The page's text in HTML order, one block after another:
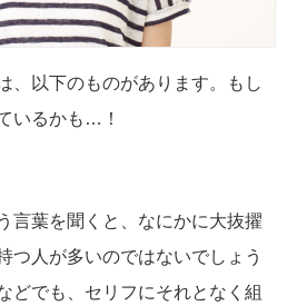
、以下のものがあります。もし
いるかも…！
言葉を聞くと、なにかに大抜擢
つ人が多いのではないでしょう
どでも、セリフにそれとなく組